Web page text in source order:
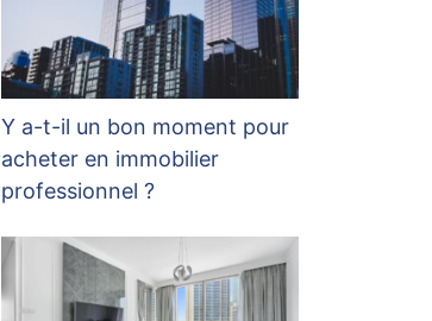
Y a-t-il un bon moment pour
acheter en immobilier
professionnel ?